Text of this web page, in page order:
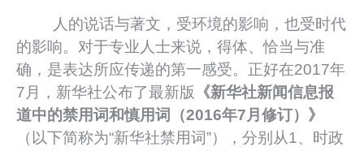
人的说话与著文，受环境的影响，也受时代
的影响。对于专业人士来说，得体、恰当与准
确，是表达所应传递的第一感受。正好在2017年
7月，新华社公布了最新版 《新华社新闻信息报
道中的禁用词和慎用词（2016年7月修订）》
（以下简称为“新华社禁用词”），分别从1、时政